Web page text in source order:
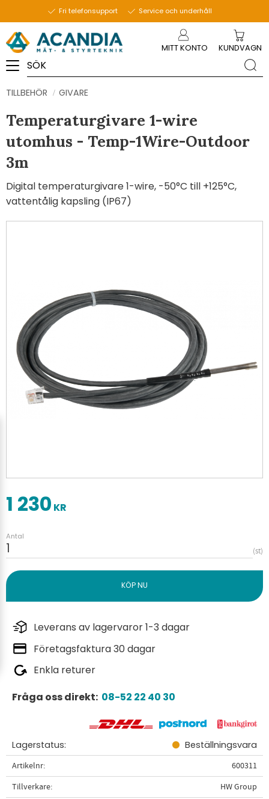
Fri telefonsupport Service och underhåll
MITT KONTO KUNDVAGN
TILLBEHÖR GIVARE
Temperaturgivare 1-wire
utomhus - Temp-1Wire-Outdoor
3m
Digital temperaturgivare 1-wire, -50°C till +125°C,
vattentålig kapsling (IP67)
1 230 KR
Antal
st
Leverans av lagervaror 1-3 dagar
Företagsfaktura 30 dagar
Enkla returer
Fråga oss direkt: 08-52 22 40 30
Lagerstatus Beställningsvara
Artikelnr
600311
Tillverkare
HW Group